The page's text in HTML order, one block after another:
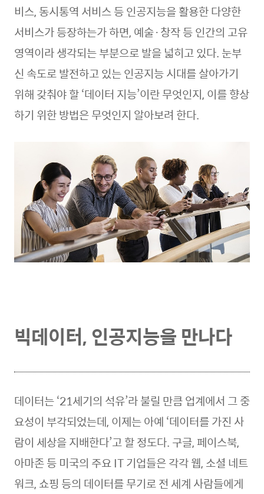
비스, 동시통역 서비스 등 인공지능을 활용한 다양한
서비스가 등장하는가 하면, 예술·창작 등 인간의 고유
영역이라 생각되는 부분으로 발을 넓히고 있다. 눈부
신 속도로 발전하고 있는 인공지능 시대를 살아가기
위해 갖춰야 할 ‘데이터 지능’이란 무엇인지, 이를 향상
하기 위한 방법은 무엇인지 알아보려 한다.
빅데이터, 인공지능을 만나다
데이터는 ‘21세기의 석유’라 불릴 만큼 업계에서 그 중
요성이 부각되었는데, 이제는 아예 ‘데이터를 가진 사
람이 세상을 지배한다’고 할 정도다. 구글, 페이스북,
아마존 등 미국의 주요 IT 기업들은 각각 웹, 소셜 네트
워크, 쇼핑 등의 데이터를 무기로 전 세계 사람들에게